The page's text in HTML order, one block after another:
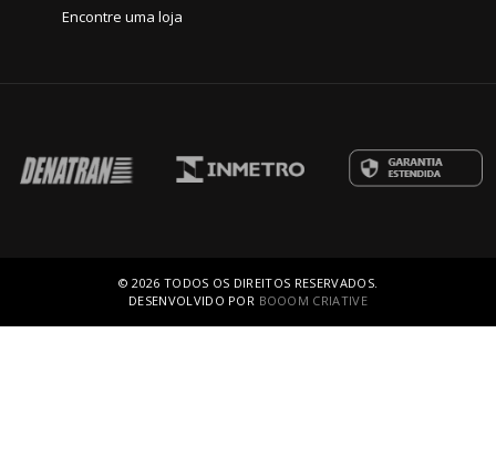
Encontre uma loja
© 2026 TODOS OS DIREITOS RESERVADOS.
DESENVOLVIDO POR BOOOM CRIATIVE
Loja de Palhoça, Santa Catarina